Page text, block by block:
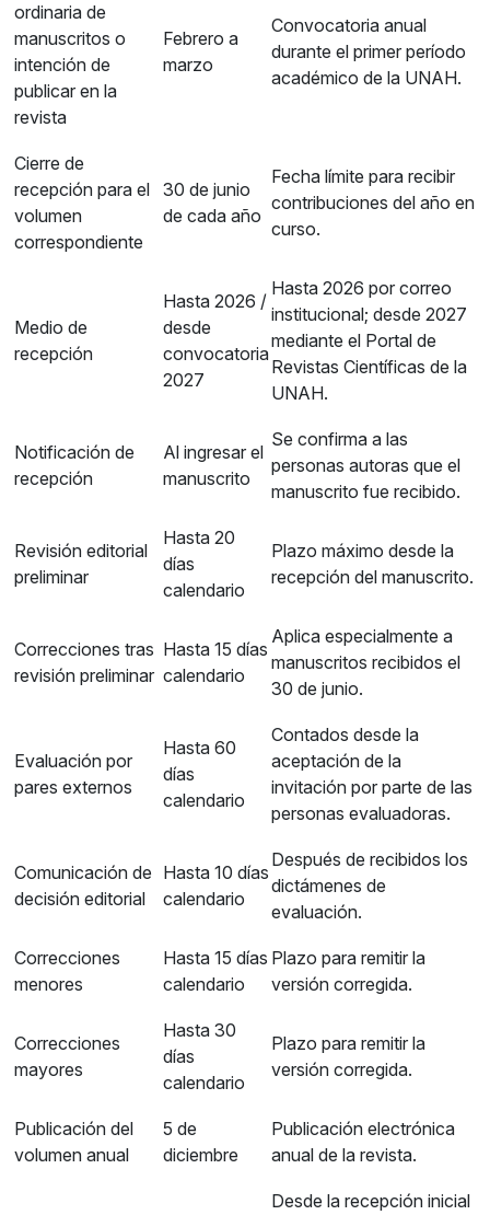
ordinaria de
manuscritos o
intención de
publicar en la
revista
Febrero a
marzo
Convocatoria anual
durante el primer período
académico de la UNAH.
Cierre de
recepción para el
volumen
correspondiente
30 de junio
de cada año
Fecha límite para recibir
contribuciones del año en
curso.
Medio de
recepción
Hasta 2026 /
desde
convocatoria
2027
Hasta 2026 por correo
institucional; desde 2027
mediante el Portal de
Revistas Científicas de la
UNAH.
Notificación de
recepción
Al ingresar el
manuscrito
Se confirma a las
personas autoras que el
manuscrito fue recibido.
Revisión editorial
preliminar
Hasta 20
días
calendario
Plazo máximo desde la
recepción del manuscrito.
Correcciones tras
revisión preliminar
Hasta 15 días
calendario
Aplica especialmente a
manuscritos recibidos el
30 de junio.
Evaluación por
pares externos
Hasta 60
días
calendario
Contados desde la
aceptación de la
invitación por parte de las
personas evaluadoras.
Comunicación de
decisión editorial
Hasta 10 días
calendario
Después de recibidos los
dictámenes de
evaluación.
Correcciones
menores
Hasta 15 días
calendario
Plazo para remitir la
versión corregida.
Correcciones
mayores
Hasta 30
días
calendario
Plazo para remitir la
versión corregida.
Publicación del
volumen anual
5 de
diciembre
Publicación electrónica
anual de la revista.
Desde la recepción inicial